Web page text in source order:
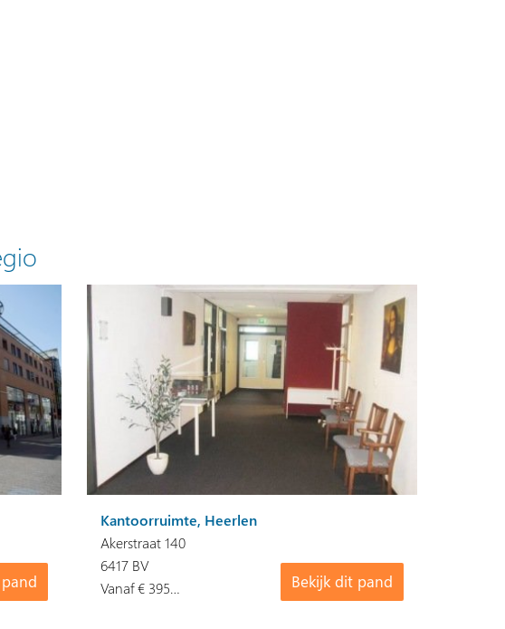
Kantoorruimte, Heerlen
Akerstraat 140
Bekijk dit pand
6417 BV
Vanaf € 395…